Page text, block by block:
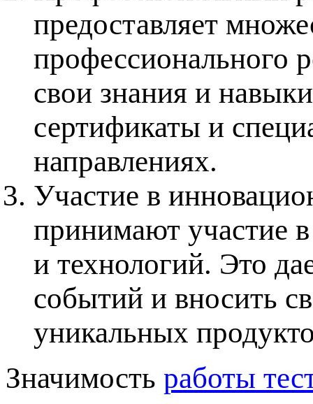
предоставляет
профессионального
свои знания и
сертификаты и
направлениях.
Участие в
принимают участие
и технологий. Это
событий и вносить
уникальных
Значимость работы